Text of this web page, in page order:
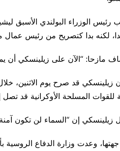
رئيس الوزراء البولندي الأسبق
لكنه بدا كتصريح من رئيس عمال
مازحا: “الآن على زيلينسكي أن
زيلينسكي قد صرح يوم الاثنين،
للقوات المسلحة الأوكرانية قد
زيلينسكي إن “السماء لن تكون
وعدت وزارة الدفاع الروسية